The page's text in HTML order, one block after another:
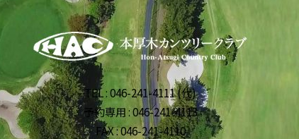
TEL : 046-241-4111 (代)
予約専用 : 046-241-4113
FAX : 046-241-4110